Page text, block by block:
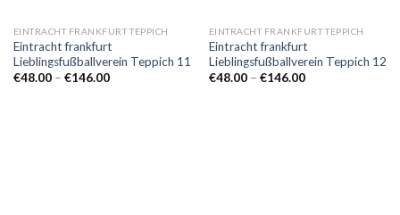
EINTRACHT FRANKFURT TEPPICH
Eintracht frankfurt
Lieblingsfußballverein Teppich 11
€48.00 – €146.00Preisspanne:
EINTRACHT FRANKFURT TEPPICH
Eintracht frankfurt
Lieblingsfußballverein Teppich 12
€48.00 – €146.00Preisspanne: